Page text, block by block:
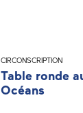
CIRCONSCRIPTION
Table ronde
Océans